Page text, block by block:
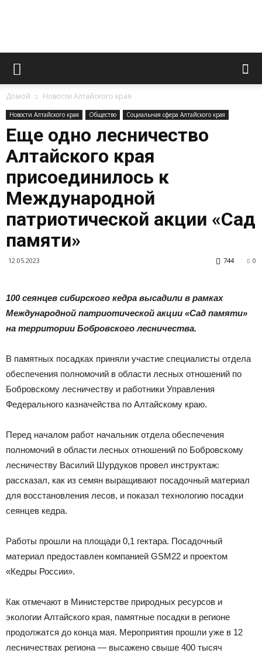
Официальный
газеты
«Вперед»
Тюменцевский
Домой Новости Алтайского края
Новости Алтайского края Общество Социальная сфера Алтайского края
Еще одно лесничество
Алтайского края
присоединилось к
Международной
патриотической акции «Сад
памяти»
12.05.2023 0
744
100 сеянцев сибирского кедра высадили в рамках
Международной патриотической акции «Сад памяти»
на территории Бобровского лесничества.
В памятных посадках приняли участие специалисты отдела
обеспечения полномочий в области лесных отношений по
Бобровскому лесничеству и работники Управления
Федерального казначейства по Алтайскому краю.
Перед началом работ начальник отдела обеспечения
полномочий в области лесных отношений по Бобровскому
лесничеству Василий Шурдуков провел инструктаж:
рассказал, как из семян выращивают посадочный материал
для восстановления лесов, и показал технологию посадки
сеянцев кедра.
Работы прошли на площади 0,1 гектара. Посадочный
материал предоставлен компанией GSM22 и проектом
«Кедры России».
Как отмечают в Министерстве природных ресурсов и
экологии Алтайского края, памятные посадки в регионе
продолжатся до конца мая. Мероприятия прошли уже в 12
лесничествах региона — высажено свыше 400 тысяч